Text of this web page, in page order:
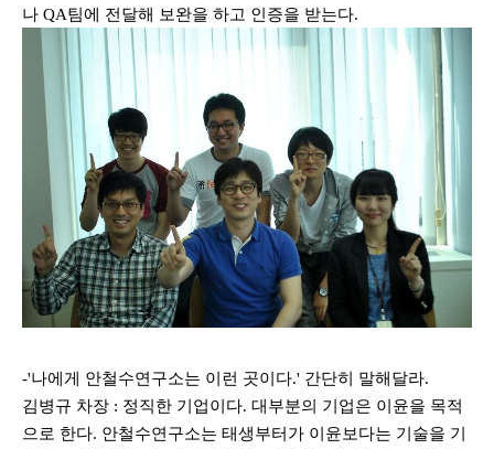
나 QA팀에 전달해 보완을 하고 인증을 받는다.
-'나에게 안철수연구소는 이런 곳이다.' 간단히 말해달라.
김병규 차장 : 정직한 기업이다. 대부분의 기업은 이윤을 목적
으로 한다. 안철수연구소는 태생부터가 이윤보다는 기술을 기